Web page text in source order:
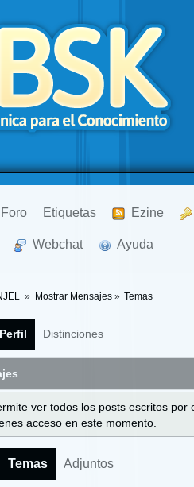
Foro Etiquetas Ezine
Webchat Ayuda
» Mostrar Mensajes» Temas
Distinciones
ver todos los posts escritos
acceso en este momento.
Temas Adjuntos